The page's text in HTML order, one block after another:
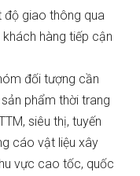
độ giao thông qua
hàng tiếp cận
đối tượng cần
phẩm thời trang
siêu thị, tuyến
cáo vật liệu xây
vực cao tốc, quốc